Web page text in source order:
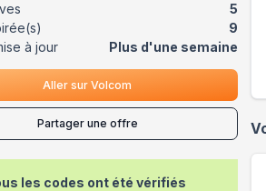
5
9
à jour
Plus d'une semaine
Aller surVolcom
Partager une offre
les codes ont été vérifiés